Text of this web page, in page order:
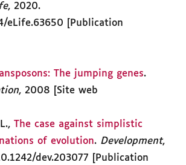
, 2020.
eLife.63650 [Publication
The jumping genes.
, 2008 [Site web
L.,The case against simplistic
of evolution. Development,
dev.203077 [Publication